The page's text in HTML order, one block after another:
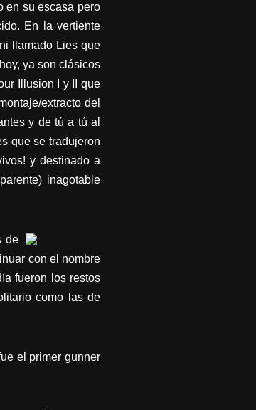
en su escasa pero
En la vertiente
llamado Lies que
ya son clásicos
Illusion I y II que
extracto del
y de tú a tú al
que se tradujeron
y destinado a
inagotable
de
con el nombre
fueron los restos
como las de
el primer gunner